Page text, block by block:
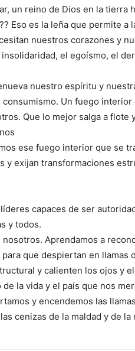
un reino de Dios en la tierra
Eso es la leña que permite a
nuestros corazones y
el egoísmo, el
nuestro espíritu y
Un fuego interior
Que lo mejor salga a flote
ese fuego interior que se
y exijan transformaciones
capaces de ser
y todos.
Aprendamos a
que despiertan en llamas
y calienten los ojos y
la vida y el país que nos
y encendemos las
cenizas de la maldad y de la